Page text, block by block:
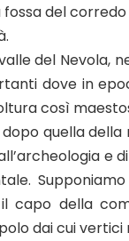
fossa del
del Nevola,
dove in
così
quella della
e
capo della
dai cui vertici